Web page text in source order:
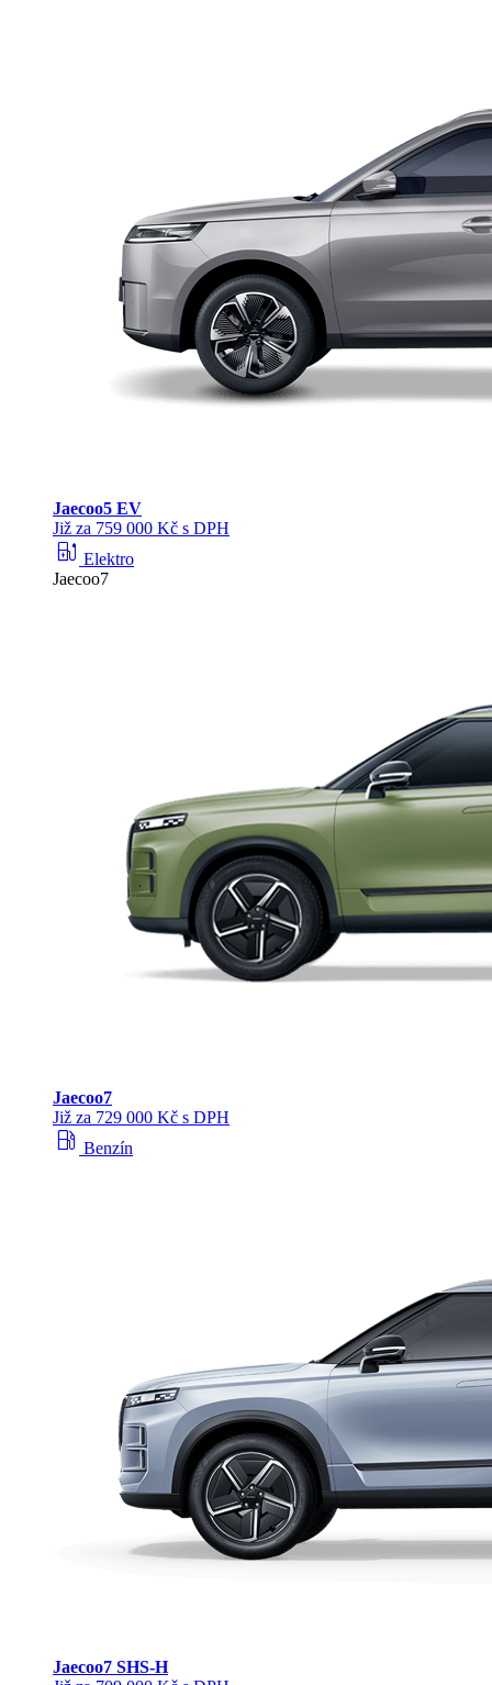
Jaecoo5 EV
Již za 759 000 Kč s DPH
ev_station Elektro
Jaecoo7
Jaecoo7
Již za 729 000 Kč s DPH
local_gas_station Benzín
Jaecoo7 SHS-H